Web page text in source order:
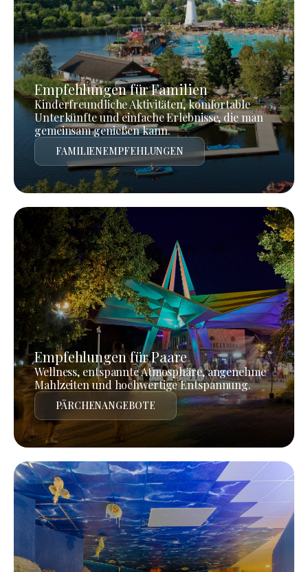
Empfehlungen für Familien
Kinderfreundliche Aktivitäten, komfortable
Unterkünfte und einfache Erlebnisse, die man
gemeinsam genießen kann.
FAMILIENEMPFEHLUNGEN
Empfehlungen für Paare
Wellness, entspannte Atmosphäre, angenehme
Mahlzeiten und hochwertige Entspannung.
PÄRCHENANGEBOTE